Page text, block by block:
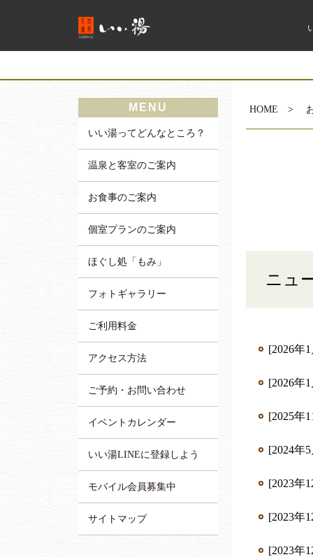
HOME >
ニュ
[2026年
[2026年
[2025年
[2024年
[2023年
[2023年
[2023年
MENU
いい湯ってどんなところ？
温泉と客室のご案内
お食事のご案内
個室プランのご案内
ほぐし処「もみ」
フォトギャラリー
ご利用料金
アクセス方法
ご予約・お問い合わせ
イベントカレンダー
いい湯LINEに登録しよう
モバイル会員募集中
サイトマップ